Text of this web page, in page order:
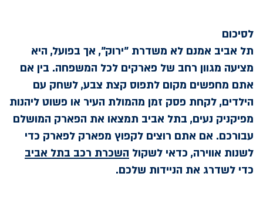
לסיכום
תל אביב אמנם לא משדרת "ירוק", אך בפועל, היא
מציעה מגוון רחב של פארקים לכל המשפחה. בין אם
אתם מחפשים מקום לתפוס קצת צבע, לשחק עם
הילדים, לקחת פסק זמן מהמולת העיר או פשוט ליהנות
מפיקניק נעים, בתל אביב תמצאו את הפארק המושלם
עבורכם. אם אתם רוצים לקפוץ מפארק לפארק כדי
לשנות אווירה, כדאי לשקול השכרת רכב בתל אביב
כדי לשדרג את הניידות שלכם.